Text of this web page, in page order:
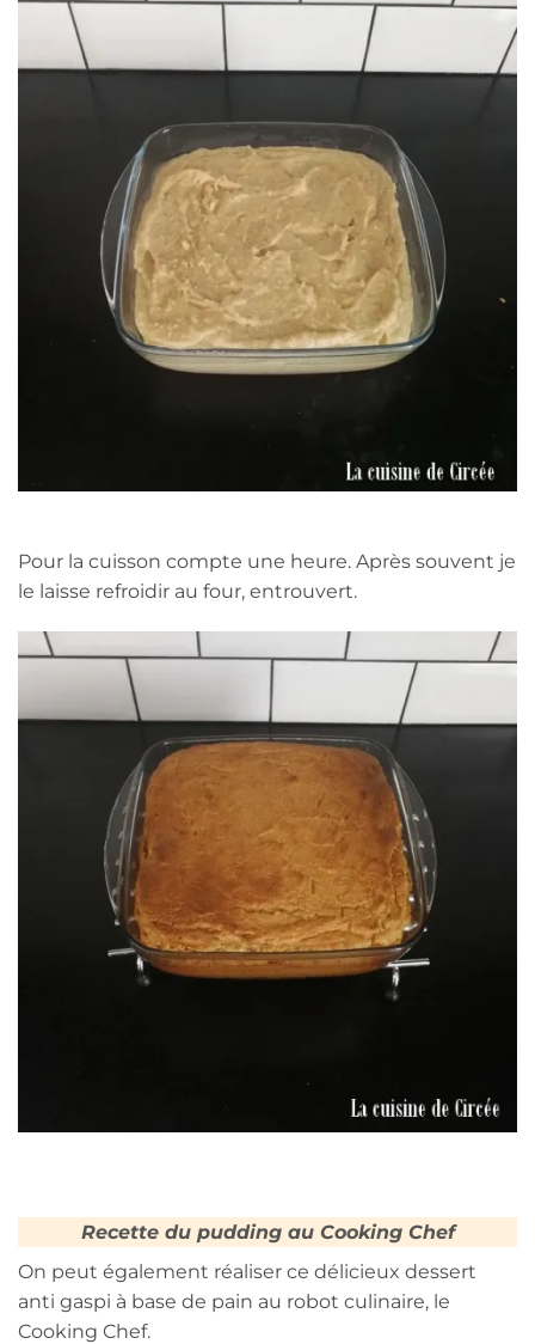
Pour la cuisson compte une heure. Après souvent je
le laisse refroidir au four, entrouvert.
Recette du pudding au Cooking Chef
On peut également réaliser ce délicieux dessert
anti gaspi à base de pain au robot culinaire, le
Cooking Chef.